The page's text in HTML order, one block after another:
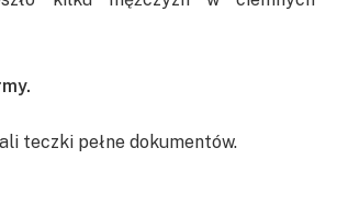
teczki pełne dokumentów.